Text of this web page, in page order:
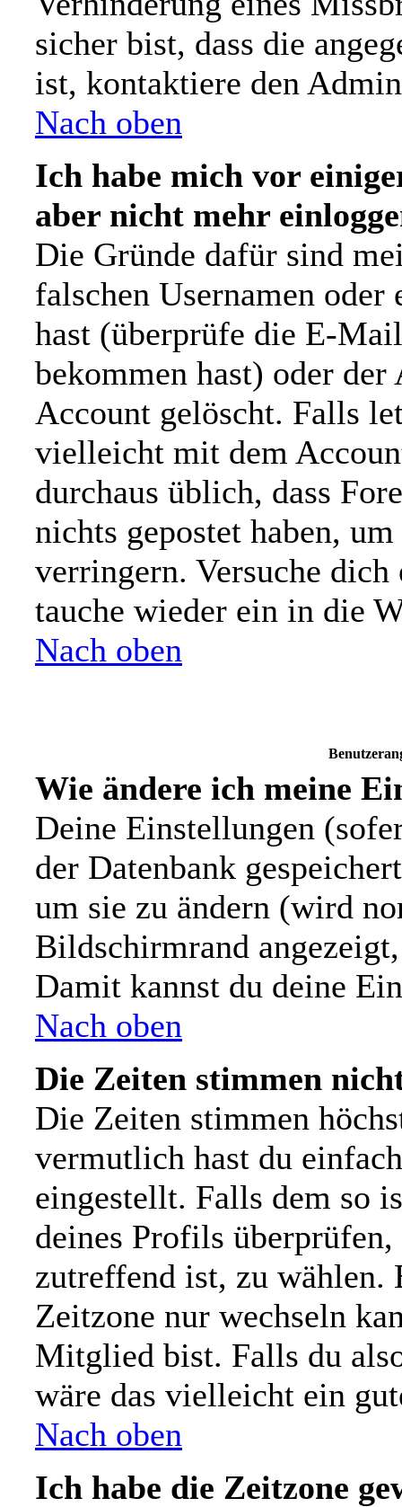
sicher bist, dass die
ist, kontaktiere den
Nach oben
Ich habe mich vor
aber nicht mehr
Die Gründe dafür sind
falschen Usernamen oder
hast (überprüfe die E-
bekommen hast) oder
Account gelöscht. Falls
vielleicht mit dem
durchaus üblich, dass
nichts gepostet haben,
verringern. Versuche
tauche wieder ein in die
Nach oben
Wie ändere ich meine
Deine Einstellungen
der Datenbank
um sie zu ändern (wird
Bildschirmrand
Damit kannst du deine
Nach oben
Die Zeiten stimmen
Die Zeiten stimmen
vermutlich hast du
eingestellt. Falls dem so
deines Profils
zutreffend ist, zu wählen.
Zeitzone nur wechseln
Mitglied bist. Falls du
wäre das vielleicht ein
Nach oben
Ich habe die Zeitzone